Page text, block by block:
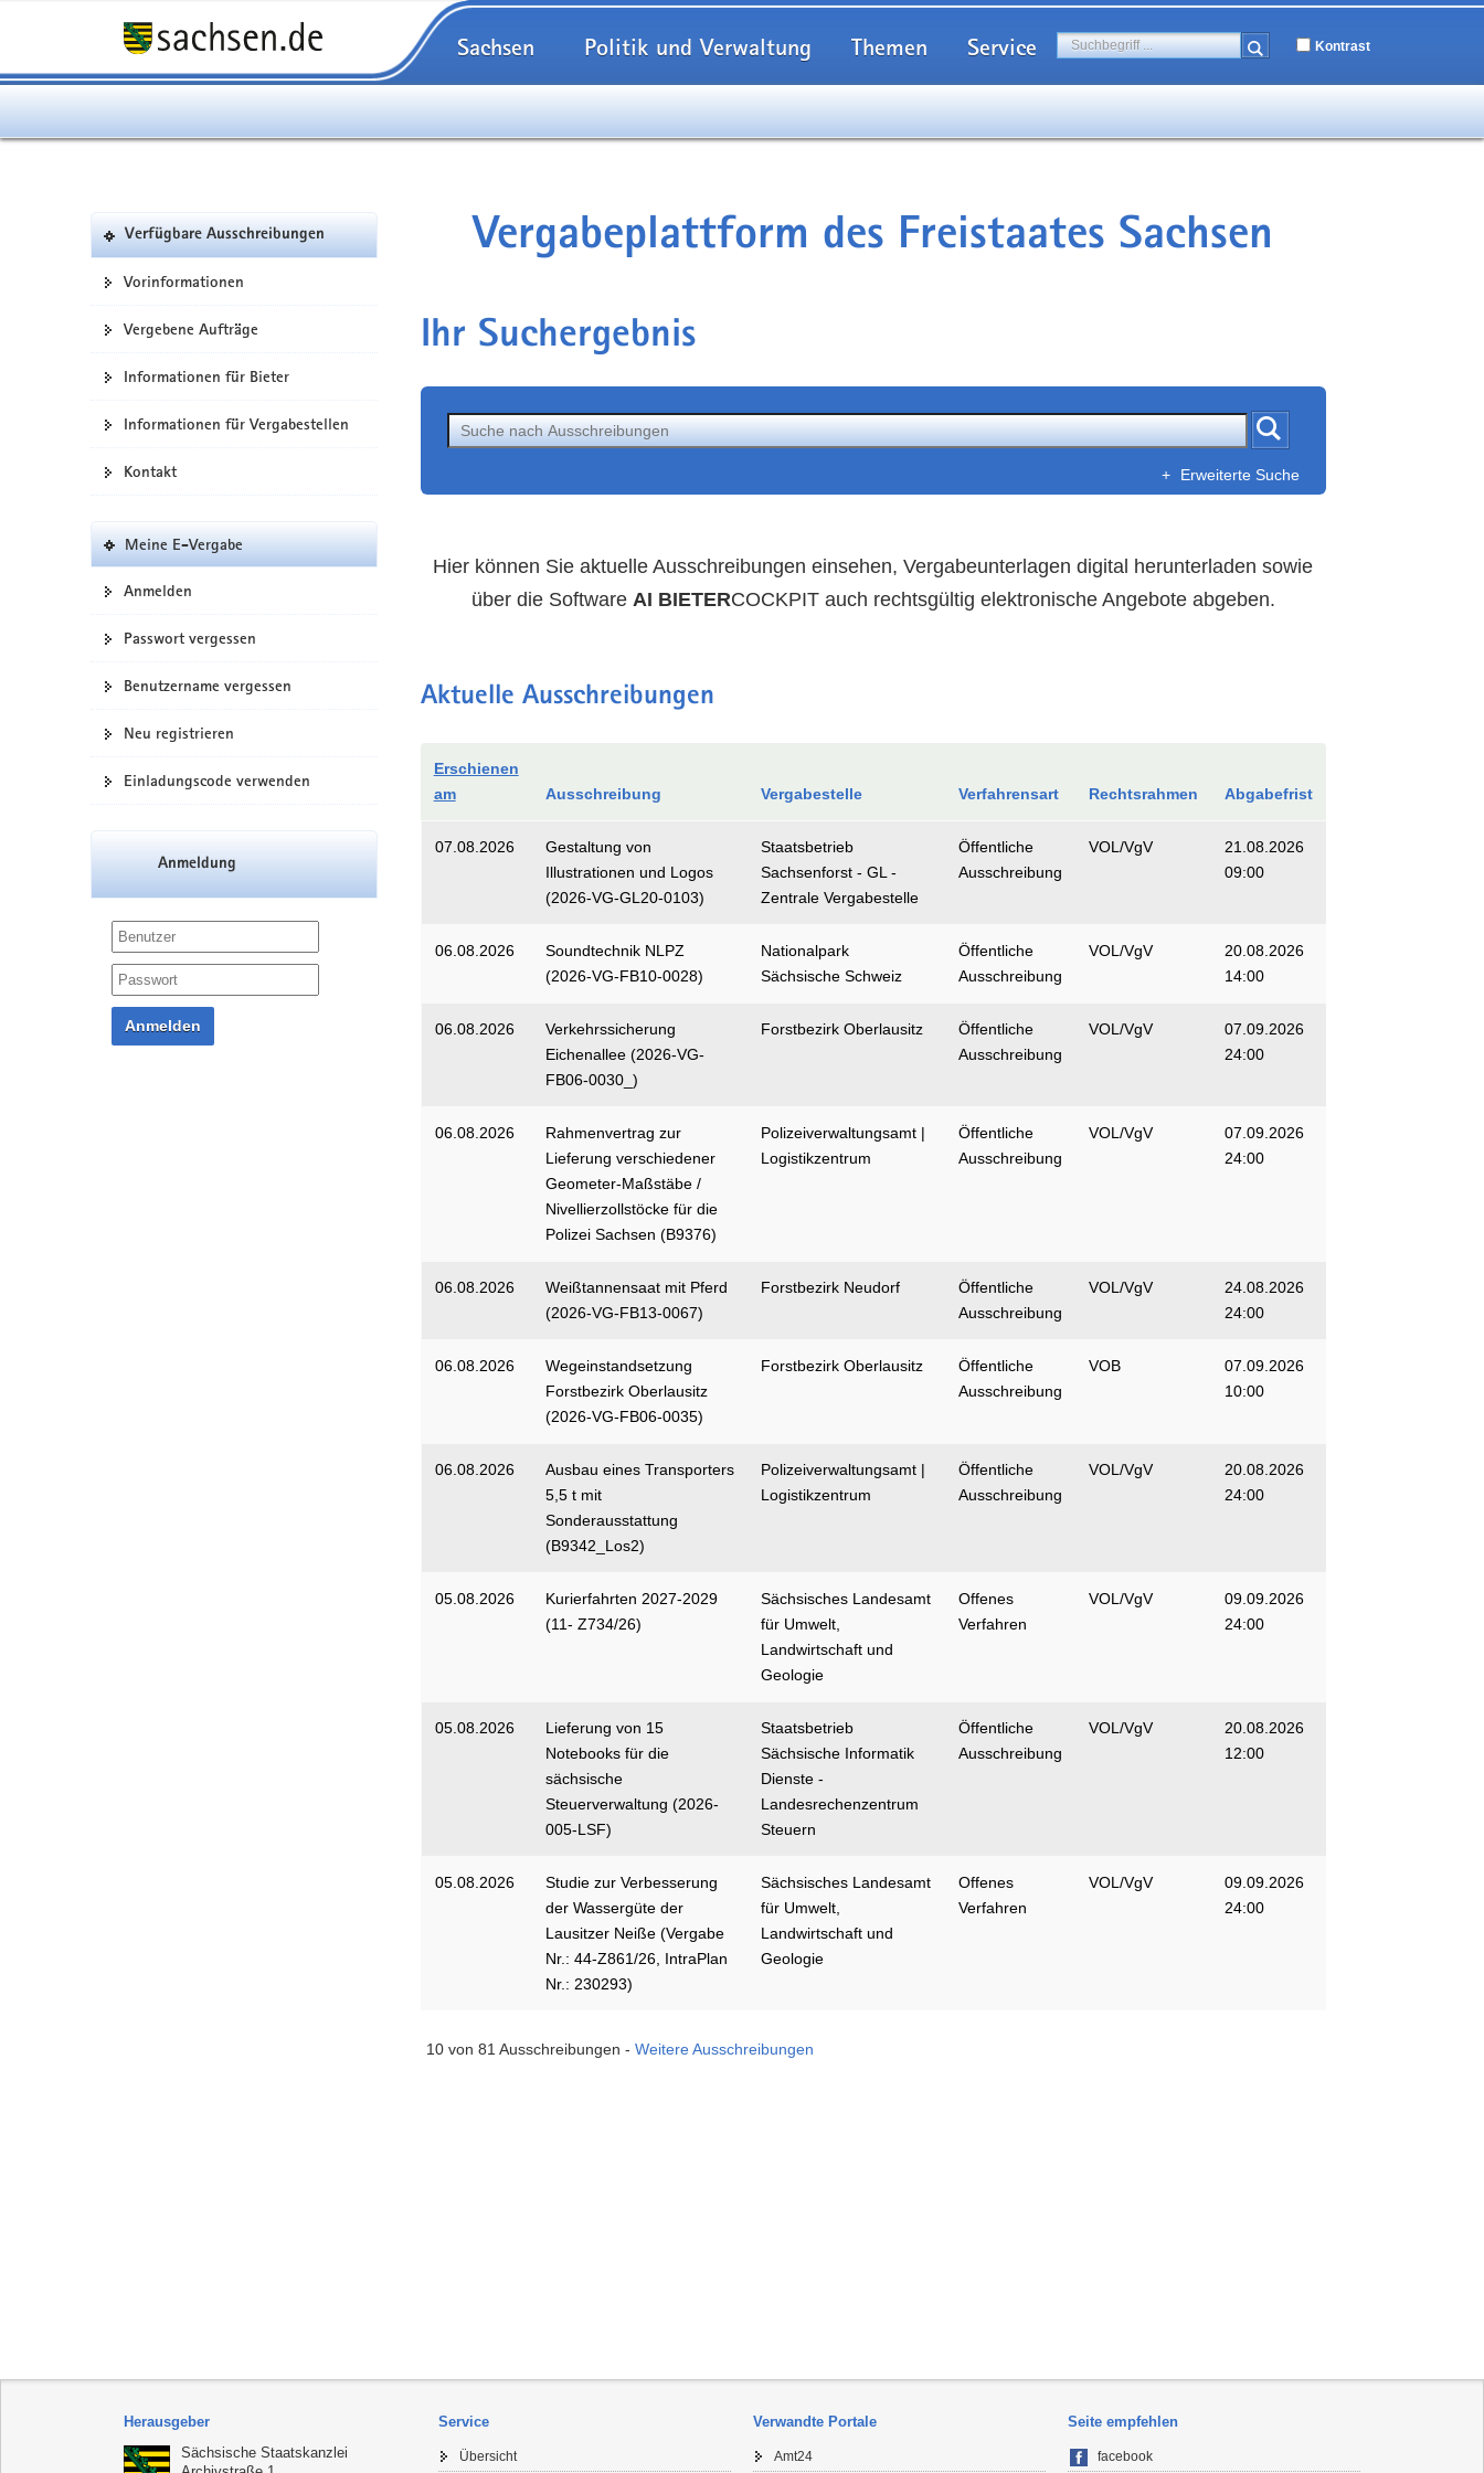
Sachsen Politik und Verwaltung Themen Service Kontrast
Verfügbare Ausschreibungen
Vorinformationen
Vergebene Aufträge
Informationen für Bieter
Informationen für Vergabestellen
Kontakt
Meine E-Vergabe
Anmelden
Passwort vergessen
Benutzername vergessen
Neu registrieren
Einladungscode verwenden
Anmeldung
Anmelden
Vergabeplattform des Freistaates Sachsen
Ihr Suchergebnis
+ Erweiterte Suche
Hier können Sie aktuelle Ausschreibungen einsehen, Vergabeunterlagen digital herunterladen sowie
über die Software AI BIETERCOCKPIT auch rechtsgültig elektronische Angebote abgeben.
Aktuelle Ausschreibungen
Erschienen
am
Ausschreibung Vergabestelle Verfahrensart Rechtsrahmen Abgabefrist
07.08.2026
Gestaltung von
Illustrationen und Logos
(2026-VG-GL20-0103)
Staatsbetrieb
Sachsenforst - GL -
Zentrale Vergabestelle
Öffentliche
Ausschreibung
VOL/VgV
21.08.2026
09:00
06.08.2026
Soundtechnik NLPZ
(2026-VG-FB10-0028)
Nationalpark
Sächsische Schweiz
Öffentliche
Ausschreibung
VOL/VgV
20.08.2026
14:00
06.08.2026
Verkehrssicherung
Eichenallee (2026-VG-
FB06-0030_)
Forstbezirk Oberlausitz
Öffentliche
Ausschreibung
VOL/VgV
07.09.2026
24:00
06.08.2026
Rahmenvertrag zur
Lieferung verschiedener
Geometer-Maßstäbe /
Nivellierzollstöcke für die
Polizei Sachsen (B9376)
Polizeiverwaltungsamt |
Logistikzentrum
Öffentliche
Ausschreibung
VOL/VgV
07.09.2026
24:00
06.08.2026
Weißtannensaat mit Pferd
(2026-VG-FB13-0067)
Forstbezirk Neudorf
Öffentliche
Ausschreibung
VOL/VgV
24.08.2026
24:00
06.08.2026
Wegeinstandsetzung
Forstbezirk Oberlausitz
(2026-VG-FB06-0035)
Forstbezirk Oberlausitz
Öffentliche
Ausschreibung
VOB
07.09.2026
10:00
06.08.2026
Ausbau eines Transporters
5,5 t mit
Sonderausstattung
(B9342_Los2)
Polizeiverwaltungsamt |
Logistikzentrum
Öffentliche
Ausschreibung
VOL/VgV
20.08.2026
24:00
05.08.2026
Kurierfahrten 2027-2029
(11- Z734/26)
Sächsisches Landesamt
für Umwelt,
Landwirtschaft und
Geologie
Offenes
Verfahren
VOL/VgV
09.09.2026
24:00
05.08.2026
Lieferung von 15
Notebooks für die
sächsische
Steuerverwaltung (2026-
005-LSF)
Staatsbetrieb
Sächsische Informatik
Dienste -
Landesrechenzentrum
Steuern
Öffentliche
Ausschreibung
VOL/VgV
20.08.2026
12:00
05.08.2026
Studie zur Verbesserung
der Wassergüte der
Lausitzer Neiße (Vergabe
Nr.: 44-Z861/26, IntraPlan
Nr.: 230293)
Sächsisches Landesamt
für Umwelt,
Landwirtschaft und
Geologie
Offenes
Verfahren
VOL/VgV
09.09.2026
24:00
10 von 81 Ausschreibungen - Weitere Ausschreibungen
Herausgeber
Sächsische Staatskanzlei
Service
Übersicht
Verwandte Portale
Amt24
Seite empfehlen
facebook